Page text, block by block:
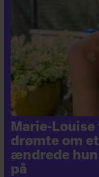
Marie-
drømte om
ændrede hun
på